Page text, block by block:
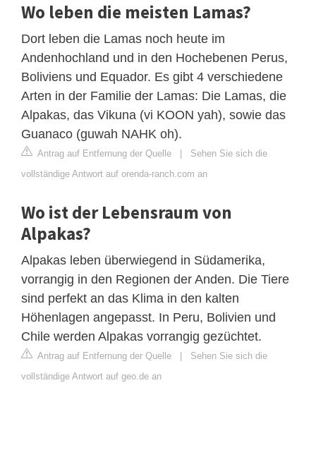
Wo leben die meisten Lamas?
Dort leben die Lamas noch heute im
Andenhochland und in den Hochebenen Perus,
Boliviens und Equador. Es gibt 4 verschiedene
Arten in der Familie der Lamas: Die Lamas, die
Alpakas, das Vikuna (vi KOON yah), sowie das
Guanaco (guwah NAHK oh).
Antrag auf Entfernung der Quelle
Sehen Sie sich die
vollständige Antwort auf orenda-ranch.com an
Wo ist der Lebensraum von
Alpakas?
Alpakas leben überwiegend in Südamerika,
vorrangig in den Regionen der Anden. Die Tiere
sind perfekt an das Klima in den kalten
Höhenlagen angepasst. In Peru, Bolivien und
Chile werden Alpakas vorrangig gezüchtet.
Antrag auf Entfernung der Quelle
Sehen Sie sich die
vollständige Antwort auf geo.de an